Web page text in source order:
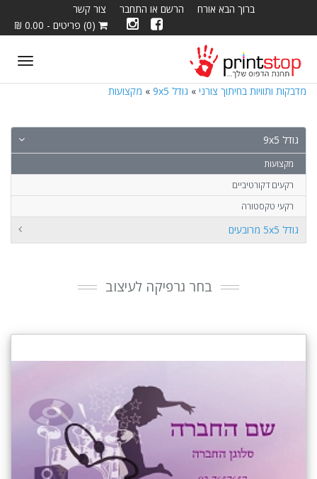
ברוך הבא אורח הרשם או התחבר
צור קשר
(0) פריטים - 0.00 ₪
מדבקות ותוויות בחיתוך צורני » גודל 9x5 » מקצועות
גודל 9x5
מקצועות
רקעים דקורטיביים
רקעי טקסטורה
גודל 5x5 מרובעים
בחר גרפיקה לעיצוב